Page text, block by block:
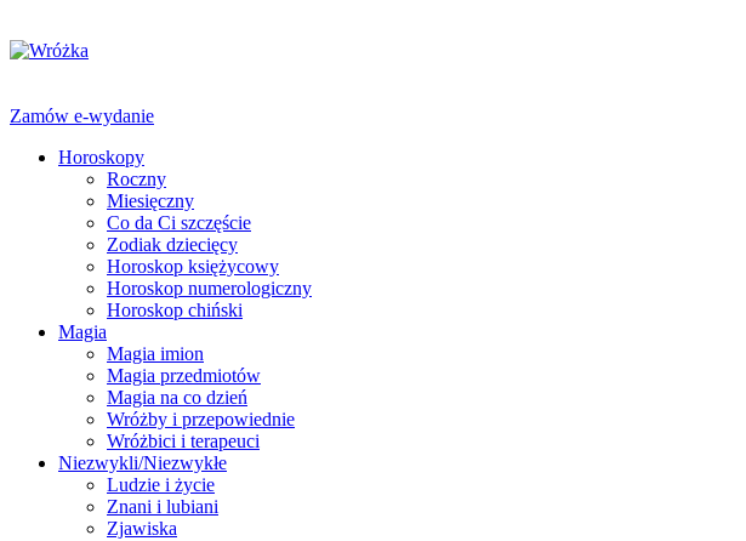
Zamów e-wydanie
Horoskopy
Roczny
Miesięczny
Co da Ci szczęście
Zodiak dziecięcy
Horoskop księżycowy
Horoskop numerologiczny
Horoskop chiński
Magia
Magia imion
Magia przedmiotów
Magia na co dzień
Wróżby i przepowiednie
Wróżbici i terapeuci
Niezwykli/Niezwykłe
Ludzie i życie
Znani i lubiani
Zjawiska